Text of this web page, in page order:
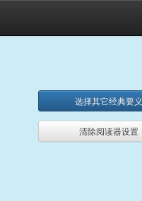
选择其它经典要义
清除阅读器设置